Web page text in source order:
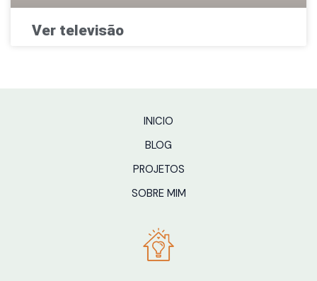
Ver televisão
INICIO
BLOG
PROJETOS
SOBRE MIM